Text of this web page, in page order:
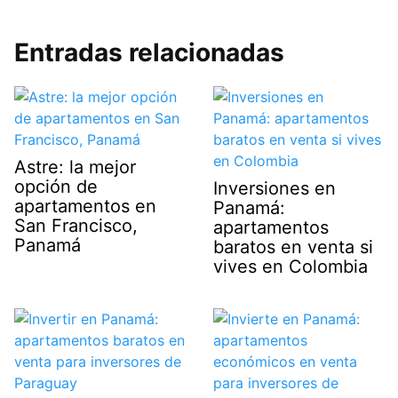
Entradas relacionadas
Astre: la mejor
opción de
apartamentos en
San Francisco,
Panamá
Inversiones en
Panamá:
apartamentos
baratos en venta si
vives en Colombia